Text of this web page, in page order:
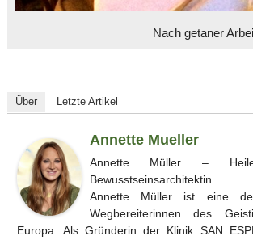
Nach getaner
Über Letzte Artikel
Annette Mueller
Annette Müller –
Bewusstseinsarchitektin
Annette Müller ist eine
Wegbereiterinnen des
Europa. Als Gründerin der Klinik SAN